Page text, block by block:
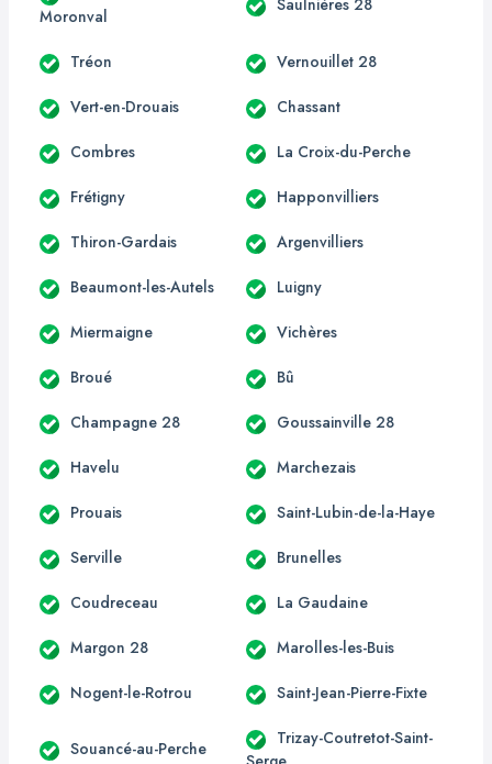
Moronval
Saulnières 28
Tréon Vernouillet 28
Vert-en-Drouais Chassant
Combres La Croix-du-Perche
Frétigny Happonvilliers
Thiron-Gardais Argenvilliers
Beaumont-les-Autels Luigny
Miermaigne Vichères
Broué Bû
Champagne 28 Goussainville 28
Havelu Marchezais
Prouais Saint-Lubin-de-la-Haye
Serville Brunelles
Coudreceau La Gaudaine
Margon 28 Marolles-les-Buis
Nogent-le-Rotrou Saint-Jean-Pierre-Fixte
Souancé-au-Perche
Trizay-Coutretot-Saint-